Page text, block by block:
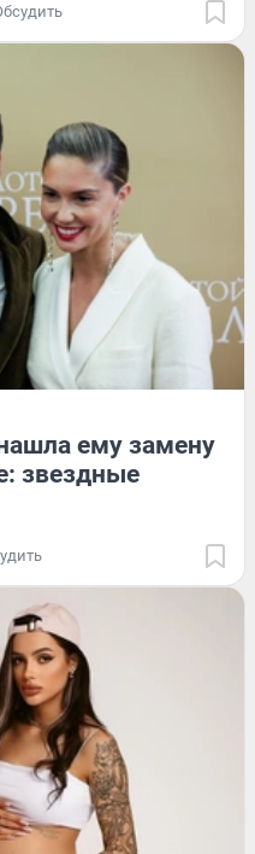
ему замену
звездные